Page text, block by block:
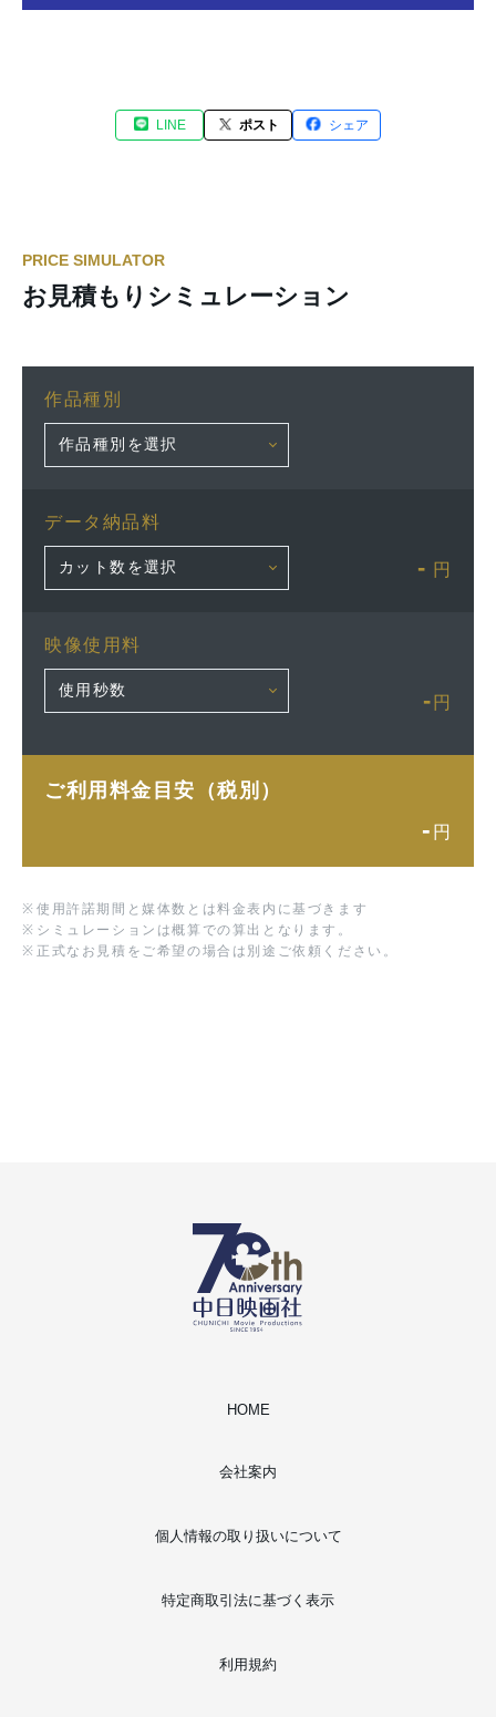
LINE ポスト シェア
PRICE SIMULATOR
お見積もりシミュレーション
作品種別
データ納品料
- 円
映像使用料
- 円
ご利用料金目安（税別）
- 円
※ 使用許諾期間と媒体数とは料金表内に基づきます
※ シミュレーションは概算での算出となります。
※ 正式なお見積をご希望の場合は別途ご依頼ください。
HOME
会社案内
個人情報の取り扱いについて
特定商取引法に基づく表示
利用規約